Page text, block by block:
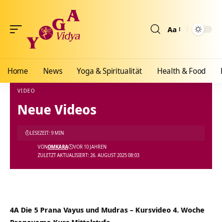
Aa
Home News Yoga & Spiritualität Health & Food
Yoga Vidya Blog - Yoga, Meditation und Ayurveda
VIDEO
Neue Videos
ZULETZT AKTUALISIERT: 26. AUGUST 2025 08:03
VONOMKARA VOR 10 JAHREN
LESEZEIT: 9 MIN
4A Die 5 Prana Vayus und Mudras – Kursvideo 4. Woche